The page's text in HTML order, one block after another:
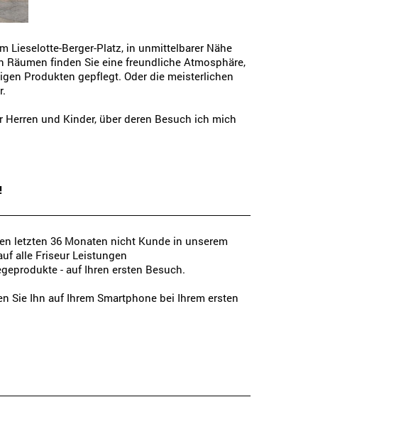
Lieselotte-Berger-Platz, in unmittelbarer Nähe
finden Sie eine freundliche Atmosphäre,
Produkten gepflegt. Oder die meisterlichen
und Kinder, über deren Besuch ich mich
letzten 36 Monaten nicht Kunde in unserem
alle Friseur Leistungen
- auf Ihren ersten Besuch.
Sie Ihn auf Ihrem Smartphone bei Ihrem ersten